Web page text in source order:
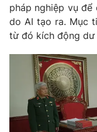
Thị trường
Tư vấn
Lịch phát sóng
Chuyên mục khác
Emagazine
Photo
pháp nghiệp vụ để
do AI tạo ra. Mục
từ đó kích động dư